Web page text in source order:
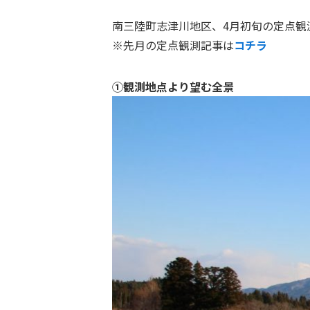
南三陸町志津川地区、4月初旬の定点観
※先月の定点観測記事はコチラ
①観測地点より望む全景